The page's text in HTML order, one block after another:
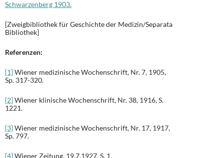
Schwarzenberg 1903.
[Zweigbibliothek für Geschichte der Medizin/Separata
Bibliothek]
Referenzen:
[1]Wiener medizinische Wochenschrift, Nr. 7, 1905,
Sp. 317-320.
[2]Wiener klinische Wochenschrift, Nr. 38, 1916, S.
1221.
[3]Wiener medizinische Wochenschrift, Nr. 17, 1917,
Sp. 797.
[4]Wiener Zeitung, 19.7.1927, S. 1.